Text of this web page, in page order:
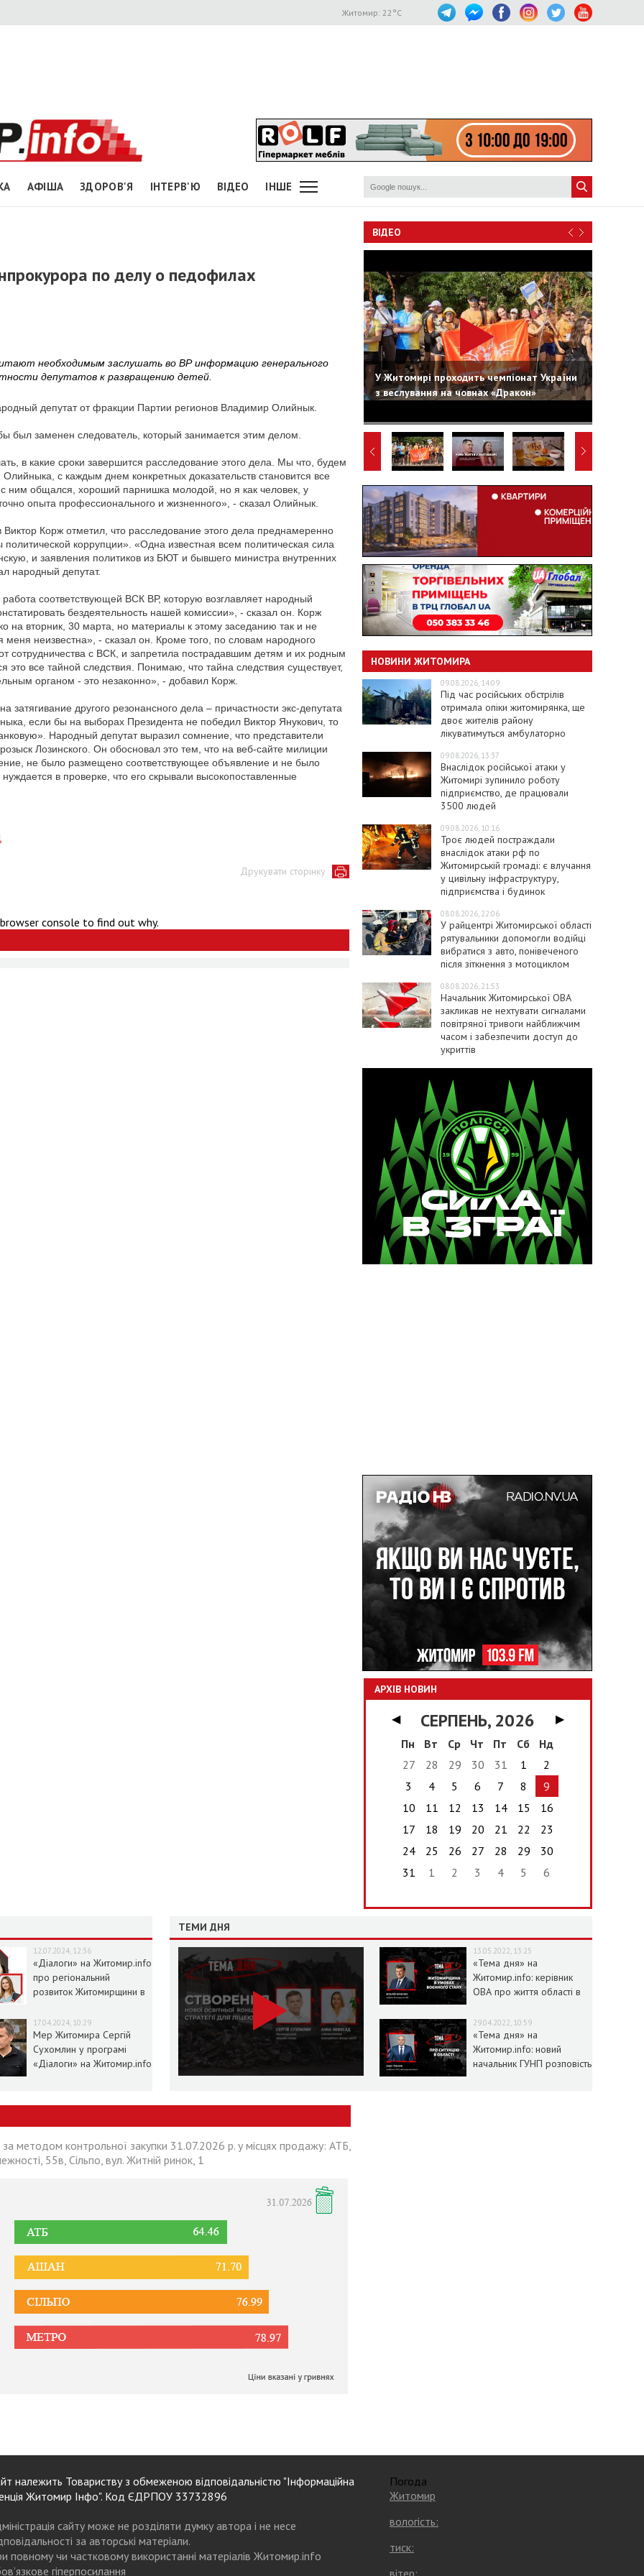
Житомир: 22 °C
АФІША ЗДОРОВ'Я ІНТЕРВ'Ю ВІДЕО ІНШЕ
по делу о педофилах
необходимым заслушать во ВР информацию генерального
депутатов к развращению детей.
депутат от фракции Партии регионов Владимир Олийнык.
был заменен следователь, который занимается этим делом.
в какие сроки завершится расследование этого дела. Мы что, будем
с каждым днем конкретных доказательств становится все
ним общался, хороший парнишка молодой, но я как человек, у
опыта профессионального и жизненного», - сказал Олийнык.
Корж отметил, что расследование этого дела преднамеренно
коррупции». «Одна известная всем политическая сила
и заявления политиков из БЮТ и бывшего министра внутренних
народный депутат.
соответствующей ВСК ВР, которую возглавляет народный
бездеятельность нашей комиссии», - сказал он. Корж
на вторник, 30 марта, но материалы к этому заседанию так и не
неизвестна», - сказал он. Кроме того, по словам народного
сотрудничества с ВСК, и запретила пострадавшим детям и их родным
это все тайной следствия. Понимаю, что тайна следствия существует,
органом - это незаконно», - добавил Корж.
другого резонансного дела – причастности экс-депутата
если бы на выборах Президента не победил Виктор Янукович, то
Народный депутат выразил сомнение, что представители
Лозинского. Он обосновал это тем, что на веб-сайте милиции
не было размещено соответствующее объявление и не было
в проверке, что его скрывали высокопоставленные
Друкувати сторінку
console to find out why.
ВІДЕО
У Житомирі проходить чемпіонат України
з веслування на човнах «Дракон»
НОВИНИ ЖИТОМИРА
09.08.2026, 14:09
Під час російських обстрілів
отримала опіки житомирянка, ще
двоє жителів району
лікуватимуться амбулаторно
09.08.2026, 13:37
Внаслідок російської атаки у
Житомирі зупинило роботу
підприємство, де працювали
3500 людей
09.08.2026, 10:16
Троє людей постраждали
внаслідок атаки рф по
Житомирській громаді: є влучання
у цивільну інфраструктуру,
підприємства і будинок
08.08.2026, 22:06
У райцентрі Житомирської області
рятувальники допомогли водійці
вибратися з авто, понівеченого
після зіткнення з мотоциклом
08.08.2026, 21:53
Начальник Житомирської ОВА
закликав не нехтувати сигналами
повітряної тривоги найближчим
часом і забезпечити доступ до
укриттів
АРХІВ НОВИН
◀ СЕРПЕНЬ, 2026
▶
Пн
Вт Ср Чт Пт Сб
Нд
27
28 29 30 31 1
2
3
4 5 6 7 8
9
10
11 12 13 14 15
16
17
18 19 20 21 22
23
24
25 26 27 28 29
30
31
1 2 3 4 5 6
12.07.2024, 12:36
«Діалоги» на Житомир.info
про регіональний
розвиток Житомирщини в
17.04.2024, 10:29
Мер Житомира Сергій
Сухомлин у програмі
«Діалоги» на Житомир.info
ТЕМИ ДНЯ
13.05.2022, 13:25
«Тема дня» на
Житомир.info: керівник
ОВА про життя області в
29.04.2022, 10:59
«Тема дня» на
Житомир.info: новий
начальник ГУНП розповість
за методом контрольної закупки 31.07.2026 р. у місцях продажу: АТБ,
55в, Сільпо, вул. Житній ринок, 1
належить Товариству з обмеженою відповідальністю "Інформаційна
Житомир Інфо". Код ЄДРПОУ 33732896
сайту може не розділяти думку автора і не несе
за авторські матеріали.
повному чи частковому використанні матеріалів Житомир.info
гіперпосилання
Погода
Житомир
вологість:
тиск:
вітер: